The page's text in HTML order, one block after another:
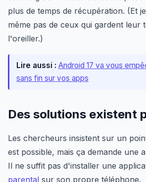
plus de temps de récupération. (Et
même pas de ceux qui gardent leur
l'oreiller.)
Lire aussi : Android 17 va vous
sans fin sur vos apps
Des solutions existent
Les chercheurs insistent sur un
est possible, mais ça demande une
Il ne suffit pas d'installer une
parental sur son propre téléphone.